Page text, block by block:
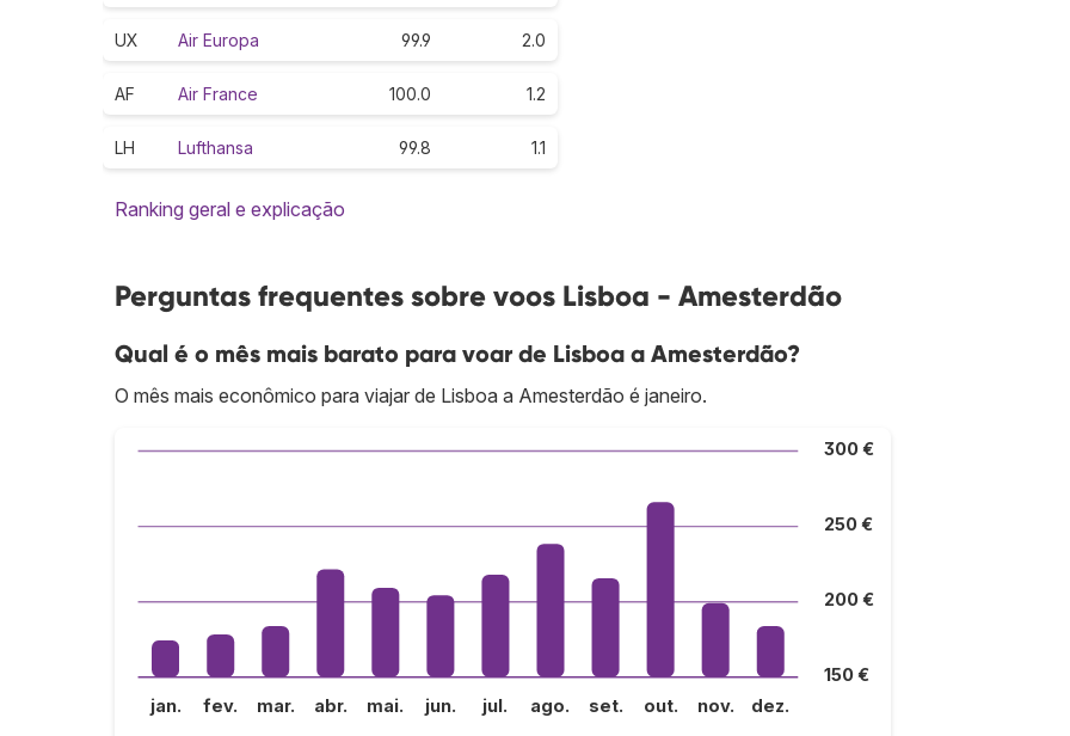
UX Air Europa 99.9 2.0
AF Air France 100.0 1.2
LH Lufthansa 99.8 1.1
Ranking geral e explicação
Perguntas frequentes sobre voos Lisboa - Amesterdão
Qual é o mês mais barato para voar de Lisboa a Amesterdão?
O mês mais econômico para viajar de Lisboa a Amesterdão é janeiro.
150 €
200 €
250 €
300 €
jan. fev. mar. abr. mai. jun. jul. ago. set. out. nov. dez.